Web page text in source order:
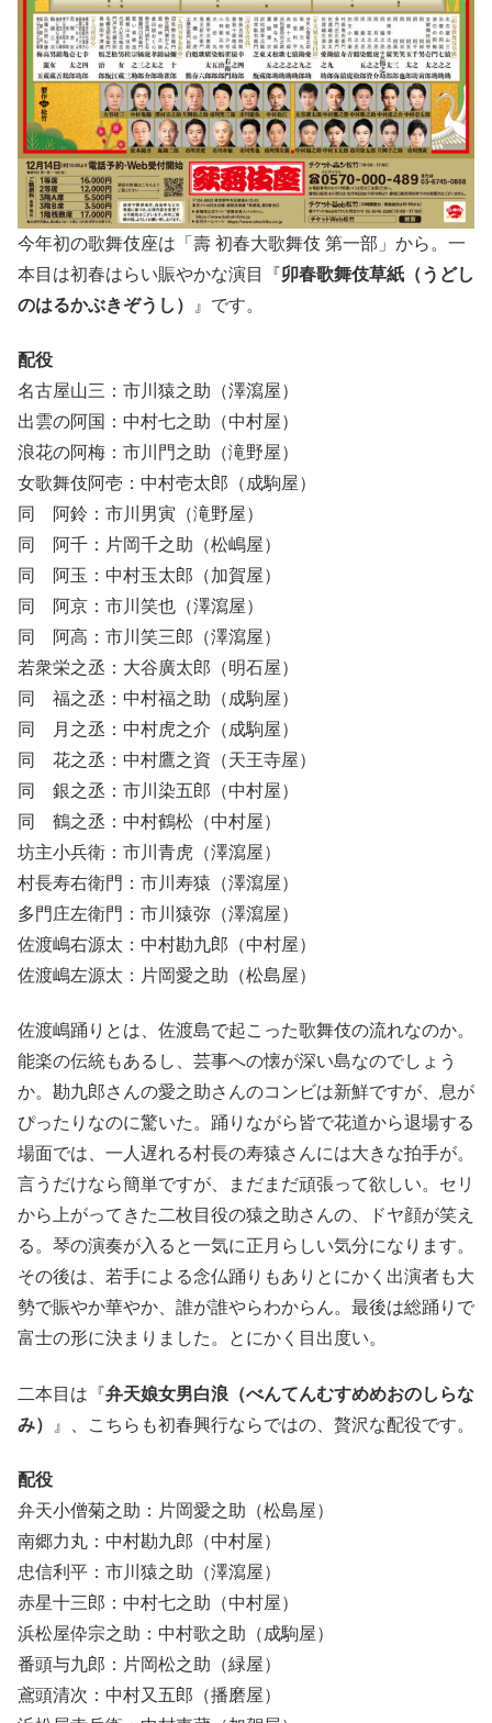
今年初の歌舞伎座は「壽 初春大歌舞伎 第一部」から。一
本目は初春はらい賑やかな演目『卯春歌舞伎草紙（うどし
のはるかぶきぞうし）
』です。
配役
名古屋山三：市川猿之助（澤瀉屋）
出雲の阿国：中村七之助（中村屋）
浪花の阿梅：市川門之助（滝野屋）
女歌舞伎阿壱：中村壱太郎（成駒屋）
同 阿鈴：市川男寅（滝野屋）
同 阿千：片岡千之助（松嶋屋）
同 阿玉：中村玉太郎（加賀屋）
同 阿京：市川笑也（澤瀉屋）
同 阿高：市川笑三郎（澤瀉屋）
若衆栄之丞：大谷廣太郎（明石屋）
同 福之丞：中村福之助（成駒屋）
同 月之丞：中村虎之介（成駒屋）
同 花之丞：中村鷹之資（天王寺屋）
同 銀之丞：市川染五郎（中村屋）
同 鶴之丞：中村鶴松（中村屋）
坊主小兵衛：市川青虎（澤瀉屋）
村長寿右衛門：市川寿猿（澤瀉屋）
多門庄左衛門：市川猿弥（澤瀉屋）
佐渡嶋右源太：中村勘九郎（中村屋）
佐渡嶋左源太：片岡愛之助（松島屋）
佐渡嶋踊りとは、佐渡島で起こった歌舞伎の流れなのか。
能楽の伝統もあるし、芸事への懐が深い島なのでしょう
か。勘九郎さんの愛之助さんのコンビは新鮮ですが、息が
ぴったりなのに驚いた。踊りながら皆で花道から退場する
場面では、一人遅れる村長の寿猿さんには大きな拍手が。
言うだけなら簡単ですが、まだまだ頑張って欲しい。セリ
から上がってきた二枚目役の猿之助さんの、ドヤ顔が笑え
る。琴の演奏が入ると一気に正月らしい気分になります。
その後は、若手による念仏踊りもありとにかく出演者も大
勢で賑やか華やか、誰が誰やらわからん。最後は総踊りで
富士の形に決まりました。とにかく目出度い。
二本目は『弁天娘女男白浪（べんてんむすめめおのしらな
み）
』、こちらも初春興行ならではの、贅沢な配役です。
配役
弁天小僧菊之助：片岡愛之助（松島屋）
南郷力丸：中村勘九郎（中村屋）
忠信利平：市川猿之助（澤瀉屋）
赤星十三郎：中村七之助（中村屋）
浜松屋伜宗之助：中村歌之助（成駒屋）
番頭与九郎：片岡松之助（緑屋）
鳶頭清次：中村又五郎（播磨屋）